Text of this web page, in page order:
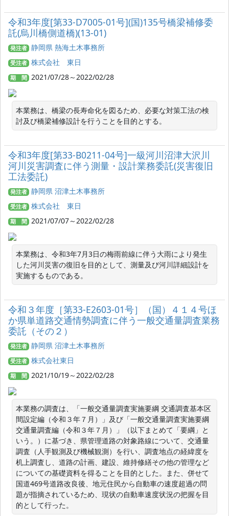
令和3年度[第33-D7005-01号](国)135号橋梁補修委
託(烏川橋側道橋)(13-01)
発注者 静岡県 熱海土木事務所
受注者 株式会社 東日
期 間 2021/07/28～2022/02/28
本業務は、橋梁の長寿命化を図るため、必要な対策工法の検
討及び橋梁補修設計を行うことを目的とする。
令和3年度[第33-B0211-04号]一級河川沼津大沢川
河川災害調査に伴う測量・設計業務委託(災害復旧
工法委託)
発注者 静岡県 沼津土木事務所
受注者 株式会社 東日
期 間 2021/07/07～2022/02/28
本業務は、令和3年7月3日の梅雨前線に伴う大雨により発生
した河川災害の復旧を目的として、測量及び河川詳細設計を
実施するものである。
令和３年度［第33-E2603-01号］（国）４１４号ほ
か県単道路交通情勢調査に伴う一般交通量調査業務
委託（その２）
発注者 静岡県 沼津土木事務所
受注者 株式会社東日
期 間 2021/10/19～2022/02/28
本業務の調査は、「一般交通量調査実施要綱 交通調査基本区
間設定編（令和３年７月）」及び「一般交通量調査実施要綱
交通量調査編（令和３年７月）」（以下まとめて「要綱」と
いう。）に基づき、県管理道路の対象路線について、交通量
調査（人手観測及び機械観測）を行い、調査地点の経緯度を
机上調査し、道路の計画、建設、維持修繕その他の管理など
についての基礎資料を得ることを目的とした。また、併せて
国道469号道路改良後、地元住民から自動車の速度超過の問
題が指摘されているため、現状の自動車速度状況の把握を目
的として行った。